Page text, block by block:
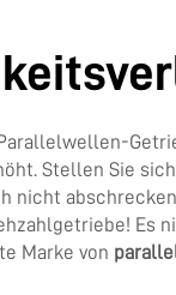
Stellen Sie
Es
Marke von